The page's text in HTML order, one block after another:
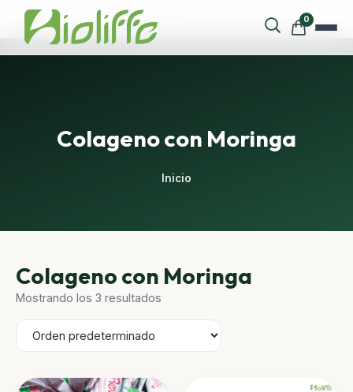
0
Colageno con Moringa
Inicio
Colageno con Moringa
Mostrando los 3 resultados